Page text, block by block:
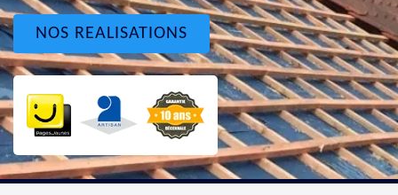
NOS REALISATIONS